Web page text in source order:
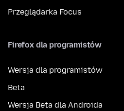
Przeglądarka Focus
Firefox dla programistów
Wersja dla programistów
Beta
Wersja Beta dla Androida